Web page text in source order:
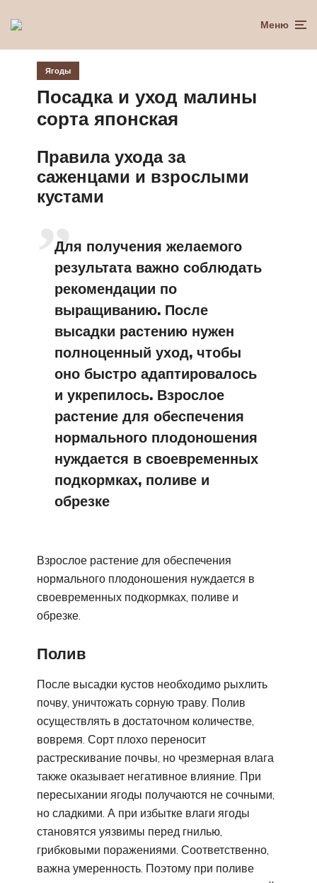
Меню
Ягоды
Посадка и уход малины
сорта японская
Правила ухода за
саженцами и взрослыми
кустами
Для получения желаемого
результата важно соблюдать
рекомендации по
выращиванию. После
высадки растению нужен
полноценный уход, чтобы
оно быстро адаптировалось
и укрепилось. Взрослое
растение для обеспечения
нормального плодоношения
нуждается в своевременных
подкормках, поливе и
обрезке
Взрослое растение для обеспечения
нормального плодоношения нуждается в
своевременных подкормках, поливе и
обрезке.
Полив
После высадки кустов необходимо рыхлить
почву, уничтожать сорную траву. Полив
осуществлять в достаточном количестве,
вовремя. Сорт плохо переносит
растрескивание почвы, но чрезмерная влага
также оказывает негативное влияние. При
пересыхании ягоды получаются не сочными,
но сладкими. А при избытке влаги ягоды
становятся уязвимы перед гнилью,
грибковыми поражениями. Соответственно,
важна умеренность. Поэтому при поливе